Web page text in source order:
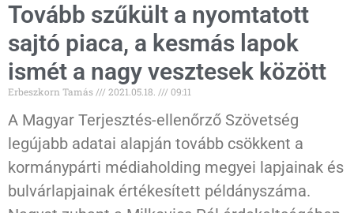
Tovább szűkült a nyomtatott
sajtó piaca, a kesmás lapok
ismét a nagy vesztesek között
Erbeszkorn Tamás 2021.05.18. 09:11
A Magyar Terjesztés-ellenőrző Szövetség
legújabb adatai alapján tovább csökkent a
kormánypárti médiaholding megyei lapjainak és
bulvárlapjainak értékesített példányszáma.